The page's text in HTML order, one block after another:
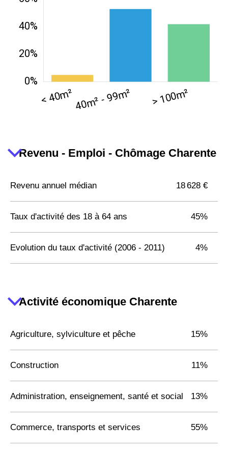
Revenu - Emploi - Chômage Charente
Revenu annuel médian 18 628 €
Taux d'activité des 18 à 64 ans 45%
Evolution du taux d'activité (2006 - 2011) 4%
Activité économique Charente
Agriculture, sylviculture et pêche 15%
Construction 11%
Administration, enseignement, santé et social 13%
Commerce, transports et services 55%